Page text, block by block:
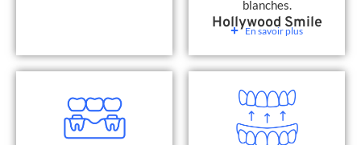
Hollywood Smile
En savoir plus